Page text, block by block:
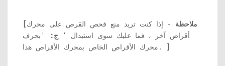
[ملاحظة - إذا كنت تريد منع فحص القرص على محرك
أقراص آخر ، فما عليك سوى استبدال ' ج:
'بحرف
محرك الأقراص الخاص بمحرك الأقراص هذا.
]